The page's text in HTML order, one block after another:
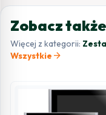
Zobacz także
Więcej z kategorii:
Wszystkie arrow_forward